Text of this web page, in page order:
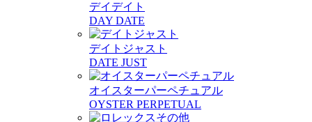
デイデイト
DAY DATE
デイトジャスト
DATE JUST
オイスターパーペチュアル
OYSTER PERPETUAL